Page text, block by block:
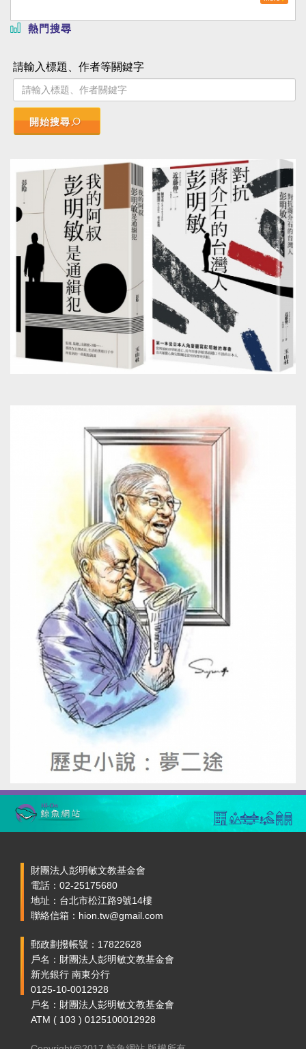
熱門搜尋
請輸入標題、作者等關鍵字
開始搜尋
財團法人彭明敏文教基金會
電話：02-25175680
地址：台北市松江路9號14樓
聯絡信箱：hion.tw@gmail.com
郵政劃撥帳號：17822628
戶名：財團法人彭明敏文教基金會
新光銀行 南東分行
0125-10-0012928
戶名：財團法人彭明敏文教基金會
ATM ( 103 ) 0125100012928